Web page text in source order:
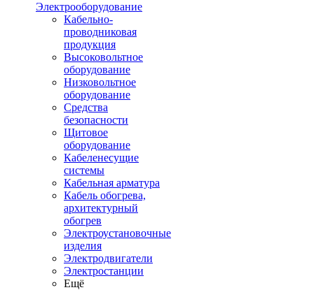
Электрооборудование
Кабельно-
проводниковая
продукция
Высоковольтное
оборудование
Низковольтное
оборудование
Средства
безопасности
Щитовое
оборудование
Кабеленесущие
системы
Кабельная арматура
Кабель обогрева,
архитектурный
обогрев
Электроустановочные
изделия
Электродвигатели
Электростанции
Ещё